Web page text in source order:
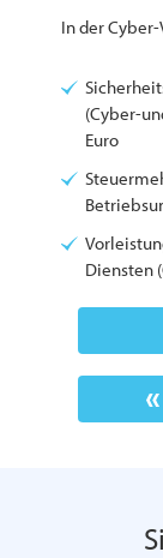
In der
(Cyber-
Euro
Diensten